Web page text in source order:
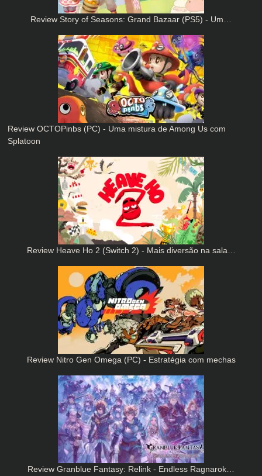
Review Story of Seasons: Grand Bazaar (PS5) - Um…
Review OCTOPinbs (PC) - Uma mistura de Among Us com
Splatoon
Review Heave Ho 2 (Switch 2) - Mais diversão na sala…
Review Nitro Gen Omega (PC) - Estratégia com mechas
Review Granblue Fantasy: Relink - Endless Ragnarok…